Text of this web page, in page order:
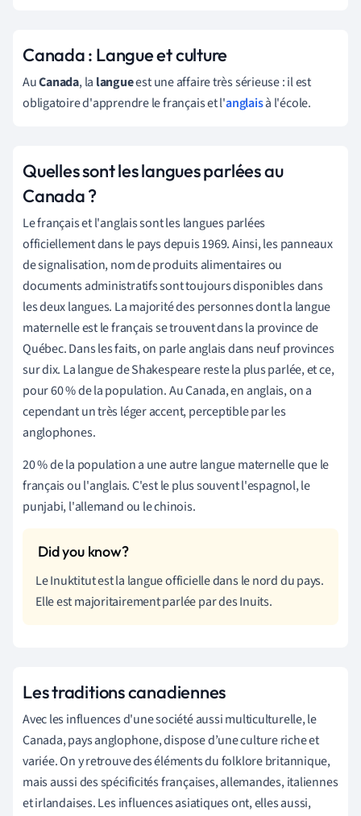
Canada : Langue et culture
AuCanada, la langueest une affaire très sérieuse : il est
obligatoire d'apprendre le français et l'anglaisà l'école.
Quelles sont les langues parlées au
Canada ?
Le français et l'anglais sont les langues parlées
officiellement dans le pays depuis 1969. Ainsi, les panneaux
de signalisation, nom de produits alimentaires ou
documents administratifs sont toujours disponibles dans
les deux langues. La majorité des personnes dont la langue
maternelle est le français se trouvent dans la province de
Québec. Dans les faits, on parle anglais dans neuf provinces
sur dix. La langue de Shakespeare reste la plus parlée, et ce,
pour 60 % de la population. Au Canada, en anglais, on a
cependant un très léger accent, perceptible par les
anglophones.
20 % de la population a une autre langue maternelle que le
français ou l'anglais. C'est le plus souvent l'espagnol, le
punjabi, l'allemand ou le chinois.
Le Inuktitut est la langue officielle dans le nord du pays.
Elle est majoritairement parlée par des Inuits.
Les traditions canadiennes
Avec les influences d'une société aussi multiculturelle, le
Canada, pays anglophone, dispose d’une culture riche et
variée. On y retrouve des éléments du folklore britannique,
mais aussi des spécificités françaises, allemandes, italiennes
et irlandaises. Les influences asiatiques ont, elles aussi,